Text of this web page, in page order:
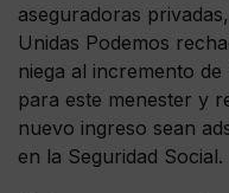
aseguradoras
Unidas Podemos
niega al incremento
para este menester y
nuevo ingreso sean
en la Seguridad Social.